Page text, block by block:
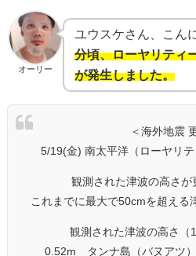
オーリー
ユウスケさん、こん
分頃、ローヤリティ
が発生しました。
＜海外地震
5/19(金) 南太平洋（ローヤリ
観測された津波の高さが
これまでに最大で50cmを超える
観測された津波の高さ（
0.52m タンナ島（バヌアツ）